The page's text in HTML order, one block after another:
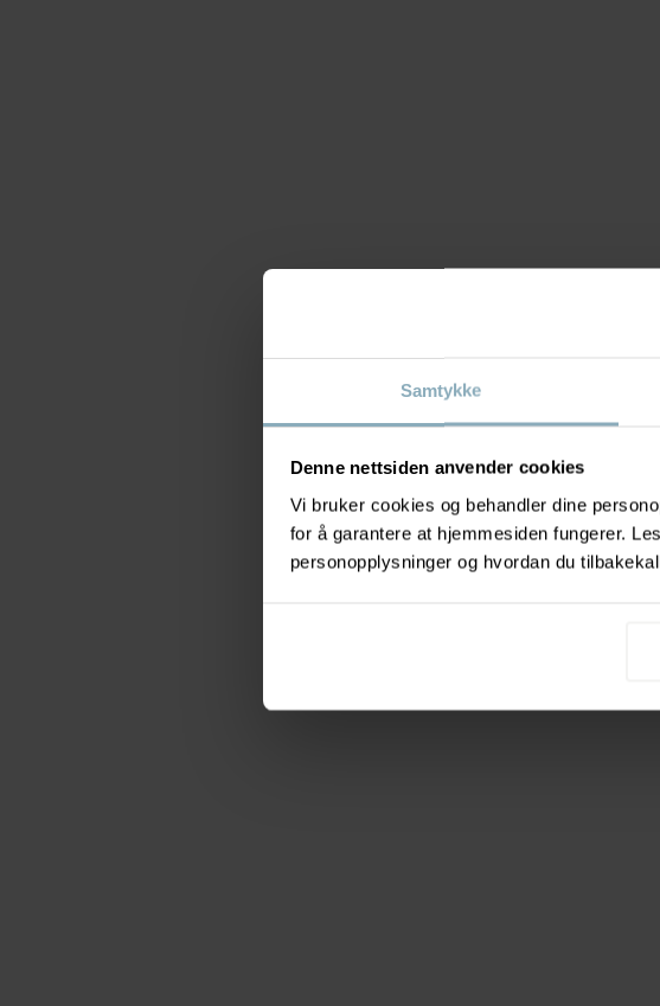
Samtykke
Denne nettsiden anvender cookies
Vi bruker cookies og behandler dine
for å garantere at hjemmesiden fungerer.
personopplysninger og hvordan du